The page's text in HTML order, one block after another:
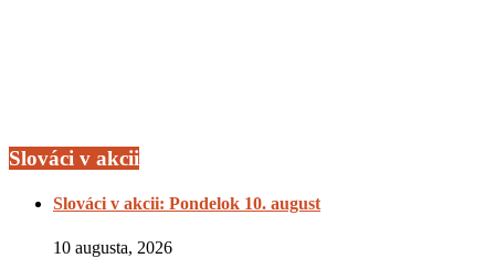
Slováci v akcii
Slováci v akcii: Pondelok 10. august
10 augusta, 2026